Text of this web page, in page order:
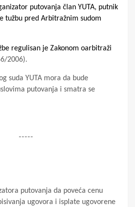
putovanja član YUTA, putnik
tužbu pred Arbitražnim sudom
regulisan je Zakonom oarbitraži
2006).
suda YUTA mora da bude
putovanja i smatra se
-----
putovanja da poveća cenu
ugovora i isplate ugovorene